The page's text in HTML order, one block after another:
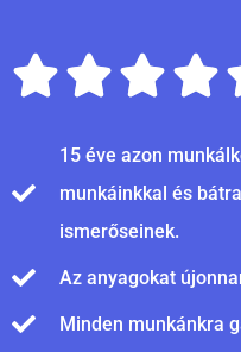

15 éve azon
munkáinkkal és
ismerőseinek.
Az anyagokat
Minden munkánkra